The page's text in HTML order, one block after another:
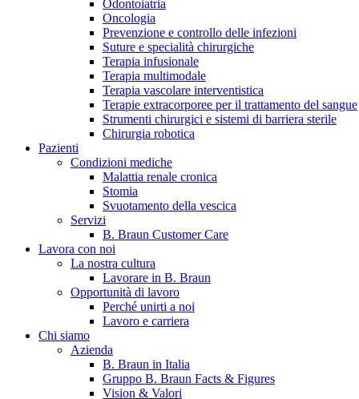
Campione stomia o cateteri
Richiedi gratuitamente un campione al nostro Customer Care,
Trova la tua opportunità di lavoro!
Scopri le opportunità di carriera del Gruppo B. Braun. Visita
Hai domande o richieste? Scrivici per entrare subito in contatto
Odontoiatria
Oncologia
Prevenzione e controllo delle infezioni
Suture e specialità chirurgiche
Terapia infusionale
Terapia multimodale
Terapia vascolare interventistica
Terapie extracorporee per il trattamento del sangue
Strumenti chirurgici e sistemi di barriera sterile
Chirurgia robotica
Pazienti
Condizioni mediche
Malattia renale cronica
Stomia
Svuotamento della vescica
Servizi
B. Braun Customer Care
Lavora con noi
La nostra cultura
Lavorare in B. Braun
Opportunità di lavoro
Perché unirti a noi
Lavoro e carriera
Chi siamo
Azienda
B. Braun in Italia
Gruppo B. Braun Facts & Figures
Vision & Valori